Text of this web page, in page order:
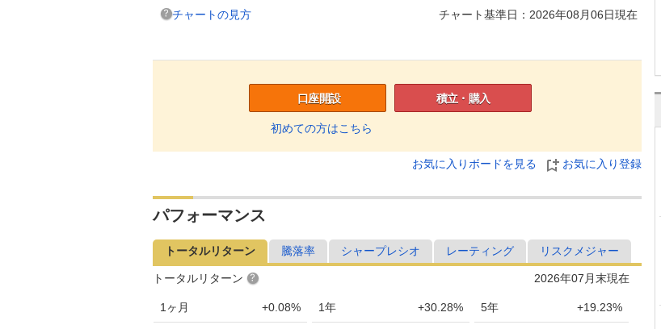
チャートの見方 チャート基準日：2026年08月06日現在
口座開設
初めての方はこちら
積立・購入
お気に入りボードを見る お気に入り登録
パフォーマンス
トータルリターン 騰落率 シャープレシオ レーティング リスクメジャー
2026年07月末現在
トータルリターン
1ヶ月 +0.08% 1年 +30.28% 5年 +19.23%